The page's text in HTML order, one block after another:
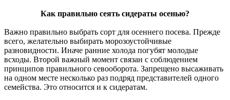
Как правильно сеять сидераты осенью?
Важно правильно выбрать сорт для осеннего посева. Прежде
всего, желательно выбирать морозоустойчивые
разновидности. Иначе ранние холода погубят молодые
всходы. Второй важный момент связан с соблюдением
принципов правильного севооборота. Запрещено высаживать
на одном месте несколько раз подряд представителей одного
семейства. Это относится и к сидератам.